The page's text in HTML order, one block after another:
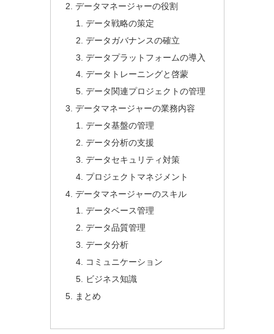
データマネージャーの役割
データ戦略の策定
データガバナンスの確立
データプラットフォームの導入
データトレーニングと啓蒙
データ関連プロジェクトの管理
データマネージャーの業務内容
データ基盤の管理
データ分析の支援
データセキュリティ対策
プロジェクトマネジメント
データマネージャーのスキル
データベース管理
データ品質管理
データ分析
コミュニケーション
ビジネス知識
まとめ